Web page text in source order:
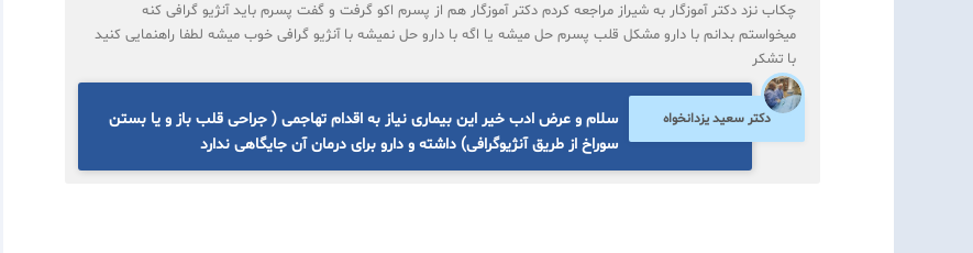
چکاب نزد دکتر آموزگار به شیراز مراجعه کردم دکتر آموزگار هم از پسرم اکو گرفت و گفت پسرم باید آنژیو گرافی کنه
میخواستم بدانم با دارو مشکل قلب پسرم حل میشه یا اگه با دارو حل نمیشه با آنژیو گرافی خوب میشه لطفا راهنمایی کنید
با تشکر
دکتر سعید یزدانخواه
سلام و عرض ادب خیر این بیماری نیاز به اقدام تهاجمی ( جراحی قلب باز و یا بستن
سوراخ از طریق آنژیوگرافی) داشته و دارو برای درمان آن جایگاهی ندارد